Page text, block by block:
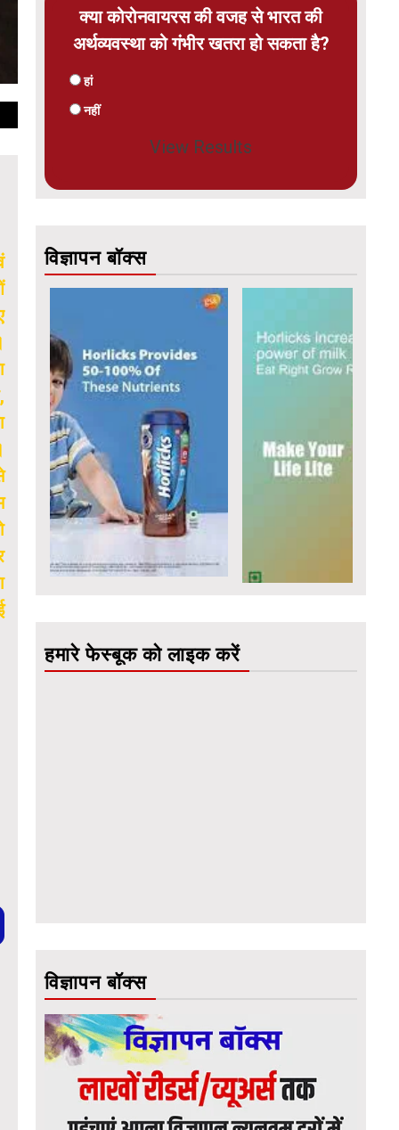
क्या कोरोनवायरस की वजह से भारत की
अर्थव्यवस्था को गंभीर खतरा हो सकता है?
हां
नहीं
View Results
विज्ञापन बॉक्स
हमारे फेस्बूक को लाइक करें
विज्ञापन बॉक्स